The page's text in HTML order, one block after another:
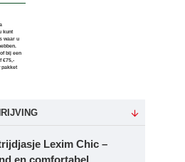
kunt
waar u
bij een
€75,-
Lexim Chic –
en comfortabel